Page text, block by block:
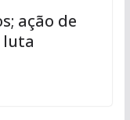
ação de
luta